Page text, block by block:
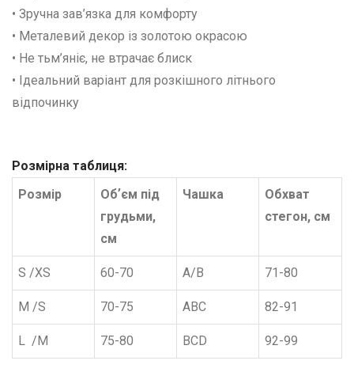
• Зручна зав’язка для комфорту
• Металевий декор із золотою окрасою
• Не тьм’яніє, не втрачає блиск
• Ідеальний варіант для розкішного літнього
відпочинку
Розмірна таблиця:
Розмір
Обʼєм під
грудьми,
см
Чашка
Обхват
стегон, см
S /XS 60-70 А/В 71-80
M /S 70-75 ABC 82-91
L /M 75-80 BCD 92-99